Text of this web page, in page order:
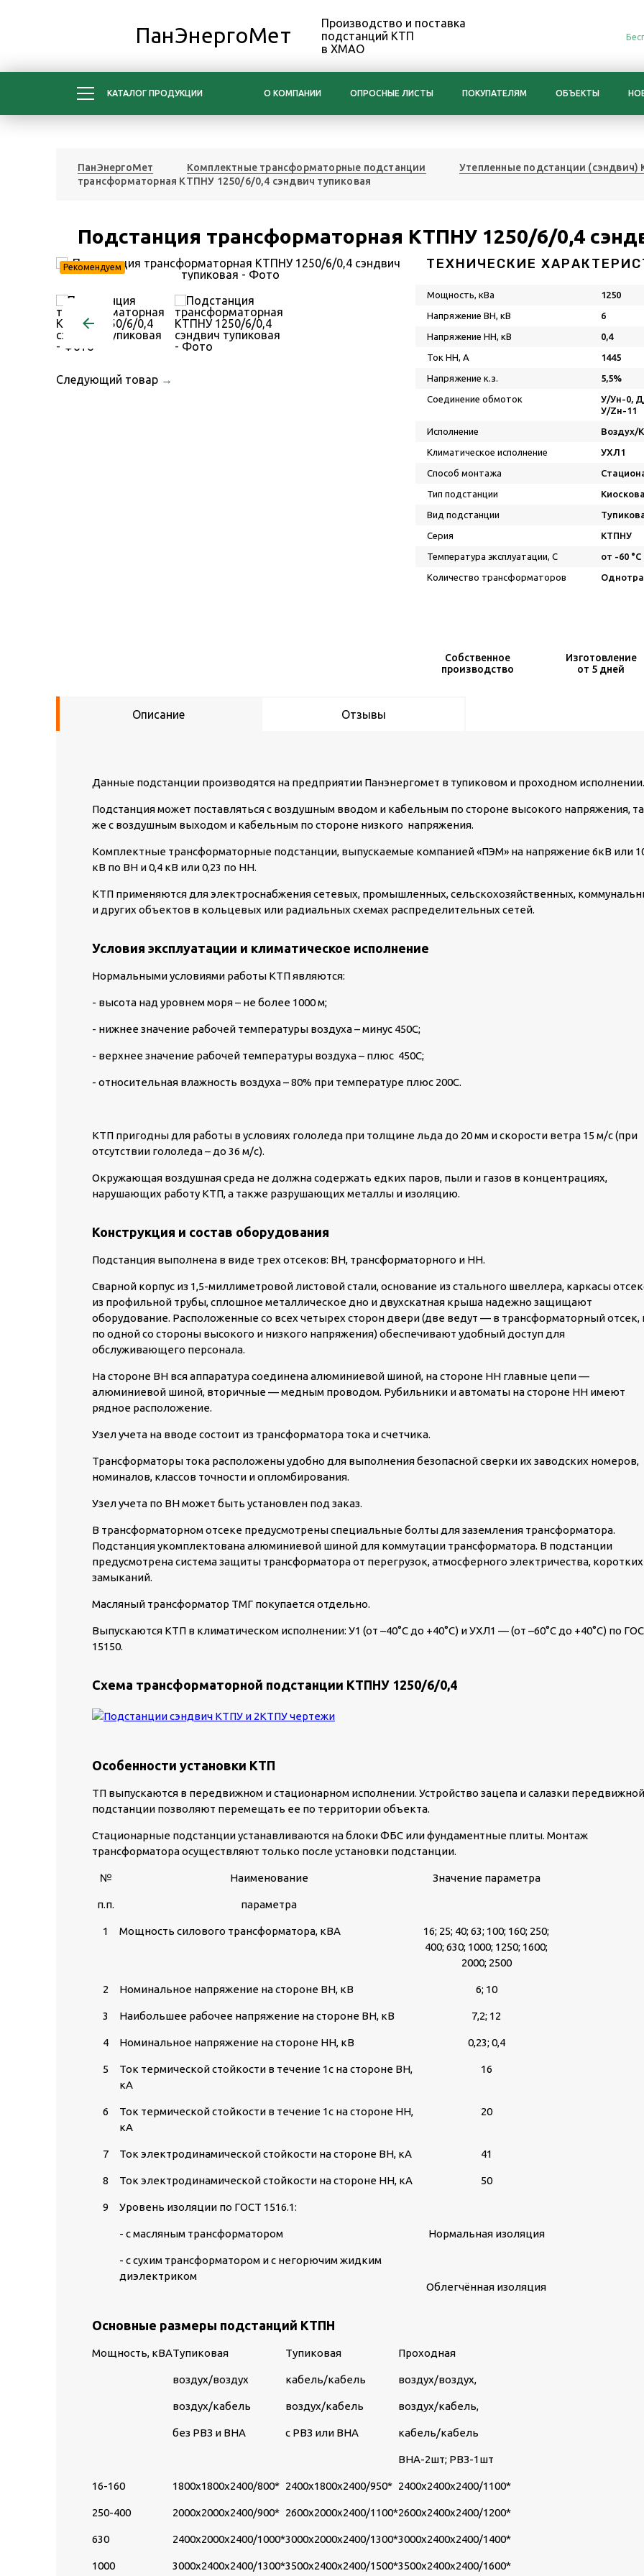
ПанЭнергоМет
Производство и поставка
подстанций КТП
в ХМАО
КАТАЛОГ ПРОДУКЦИИ О КОМПАНИИ ОПРОСНЫЕ ЛИСТЫ ПОКУПАТЕЛЯМ ОБЪЕКТЫ
ПанЭнергоМет Комплектные трансформаторные подстанции
Утепленные подстанции
трансформаторная КТПНУ 1250/6/0,4 сэндвич тупиковая
Подстанция трансформаторная КТПНУ 1250/6/0,4
Рекомендуем
Следующий товар →
ТЕХНИЧЕСКИЕ
Мощность, кВа 1250
Напряжение ВН, кВ 6
Напряжение НН, кВ 0,4
Ток НН, А 1445
Напряжение к.з. 5,5%
Соединение обмоток
У/Ун-0,
У/Zн-11
Исполнение Воздух/
Климатическое исполнение УХЛ1
Способ монтажа
Тип подстанции
Вид подстанции
Серия КТПНУ
Температура эксплуатации, С от -60
Количество трансформаторов
Собственное
производство
Изготовление
от 5 дней
Описание Отзывы
Данные подстанции производятся на предприятии Панэнергомет в тупиковом и проходном исполнении.
Подстанция может поставляться с воздушным вводом и кабельным по стороне высокого напряжения,
же с воздушным выходом и кабельным по стороне низкого напряжения.
Комплектные трансформаторные подстанции, выпускаемые компанией «ПЭМ» на напряжение 6кВ или
кВ по ВН и 0,4 кВ или 0,23 по НН.
КТП применяются для электроснабжения сетевых, промышленных, сельскохозяйственных,
и других объектов в кольцевых или радиальных схемах распределительных сетей.
Условия эксплуатации и климатическое исполнение
Нормальными условиями работы КТП являются:
- высота над уровнем моря – не более 1000 м;
- нижнее значение рабочей температуры воздуха – минус 450С;
- верхнее значение рабочей температуры воздуха – плюс 450С;
- относительная влажность воздуха – 80% при температуре плюс 200С.
КТП пригодны для работы в условиях гололеда при толщине льда до 20 мм и скорости ветра 15 м/с (при
отсутствии гололеда – до 36 м/с).
Окружающая воздушная среда не должна содержать едких паров, пыли и газов в концентрациях,
нарушающих работу КТП, а также разрушающих металлы и изоляцию.
Конструкция и состав оборудования
Подстанция выполнена в виде трех отсеков: ВН, трансформаторного и НН.
Сварной корпус из 1,5-миллиметровой листовой стали, основание из стального швеллера, каркасы
из профильной трубы, сплошное металлическое дно и двухскатная крыша надежно защищают
оборудование. Расположенные со всех четырех сторон двери (две ведут — в трансформаторный отсек,
по одной со стороны высокого и низкого напряжения) обеспечивают удобный доступ для
обслуживающего персонала.
На стороне ВН вся аппаратура соединена алюминиевой шиной, на стороне НН главные цепи —
алюминиевой шиной, вторичные — медным проводом. Рубильники и автоматы на стороне НН имеют
рядное расположение.
Узел учета на вводе состоит из трансформатора тока и счетчика.
Трансформаторы тока расположены удобно для выполнения безопасной сверки их заводских номеров,
номиналов, классов точности и опломбирования.
Узел учета по ВН может быть установлен под заказ.
В трансформаторном отсеке предусмотрены специальные болты для заземления трансформатора.
Подстанция укомплектована алюминиевой шиной для коммутации трансформатора. В подстанции
предусмотрена система защиты трансформатора от перегрузок, атмосферного электричества, коротких
замыканий.
Масляный трансформатор ТМГ покупается отдельно.
Выпускаются КТП в климатическом исполнении: У1 (от –40°C до +40°C) и УХЛ1 — (от –60°C до +40°C) по
15150.
Схема трансформаторной подстанции КТПНУ 1250/6/0,4
Особенности установки КТП
ТП выпускаются в передвижном и стационарном исполнении. Устройство зацепа и салазки передвижной
подстанции позволяют перемещать ее по территории объекта.
Стационарные подстанции устанавливаются на блоки ФБС или фундаментные плиты. Монтаж
трансформатора осуществляют только после установки подстанции.
№
п.п.
Наименование
параметра
Значение параметра
1 Мощность силового трансформатора, кВА
16; 25; 40; 63; 100; 160; 250;
400; 630; 1000; 1250; 1600;
2000; 2500
2 Номинальное напряжение на стороне ВН, кВ 6; 10
3 Наибольшее рабочее напряжение на стороне ВН, кВ 7,2; 12
4 Номинальное напряжение на стороне НН, кВ 0,23; 0,4
5
Ток термической стойкости в течение 1с на стороне ВН,
кА
16
6
Ток термической стойкости в течение 1с на стороне НН,
кА
20
7 Ток электродинамической стойкости на стороне ВН, кА 41
8 Ток электродинамической стойкости на стороне НН, кА 50
9 Уровень изоляции по ГОСТ 1516.1:
- с масляным трансформатором
- с сухим трансформатором и с негорючим жидким
диэлектриком
Нормальная изоляция
Облегчённая изоляция
Основные размеры подстанций КТПН
Мощность, кВАТупиковая Тупиковая Проходная
воздух/воздух
воздух/кабель
без РВЗ и ВНА
кабель/кабель
воздух/кабель
с РВЗ или ВНА
воздух/воздух,
воздух/кабель,
кабель/кабель
ВНА-2шт; РВЗ-1шт
16-160 1800х1800х2400/800* 2400х1800х2400/950* 2400х2400х2400/1100*
250-400 2000х2000х2400/900* 2600х2000х2400/1100*2600х2400х2400/1200*
630 2400х2000х2400/1000*3000х2000х2400/1300*3000х2400х2400/1400*
1000 3000х2400х2400/1300*3500х2400х2400/1500*3500х2400х2400/1600*
КТПН-Т-К/К 630/10/